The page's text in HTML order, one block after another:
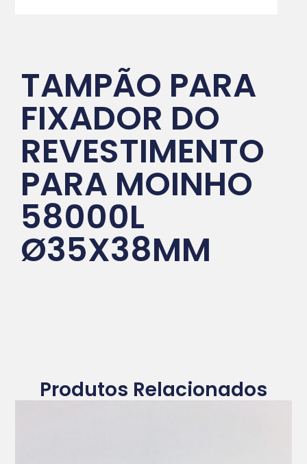
TAMPÃO PARA
FIXADOR DO
REVESTIMENTO
PARA MOINHO
58000L
Ø35X38MM
Produtos Relacionados